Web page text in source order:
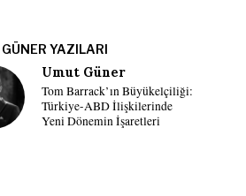
YAZILARI
Umut Güner
Tom Barrack’ın Büyükelçiliği:
Türkiye-ABD İlişkilerinde
Yeni Dönemin İşaretleri